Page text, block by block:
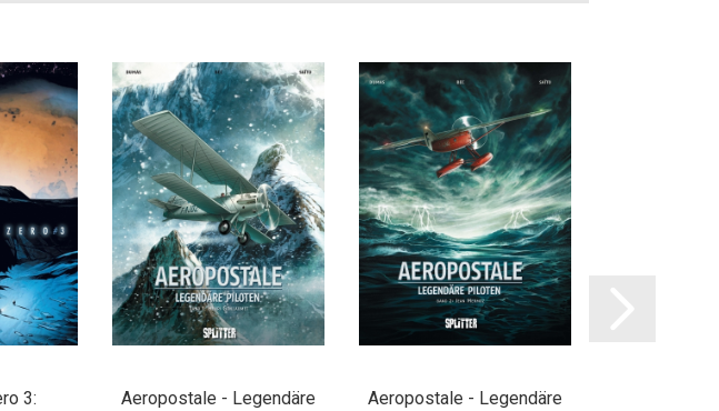
3:
Aeropostale - Legendäre
Aeropostale - Legendäre